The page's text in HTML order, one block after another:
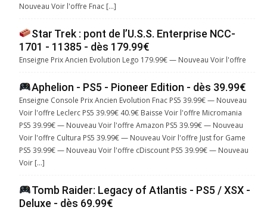
Nouveau Voir l'offre Fnac […]
Star Trek : pont de l’U.S.S. Enterprise NCC-
1701 - 11385 - dès 179.99€
Enseigne Prix Ancien Evolution Lego 179.99€ — Nouveau Voir l'offre
Aphelion - PS5 - Pioneer Edition - dès 39.99€
Enseigne Console Prix Ancien Evolution Fnac PS5 39.99€ — Nouveau
Voir l'offre Leclerc PS5 39.99€ 40.9€ Baisse Voir l'offre Micromania
PS5 39.99€ — Nouveau Voir l'offre Amazon PS5 39.99€ — Nouveau
Voir l'offre Cultura PS5 39.99€ — Nouveau Voir l'offre Just for Game
PS5 39.99€ — Nouveau Voir l'offre cDiscount PS5 39.99€ — Nouveau
Voir […]
Tomb Raider: Legacy of Atlantis - PS5 / XSX -
Deluxe - dès 69.99€